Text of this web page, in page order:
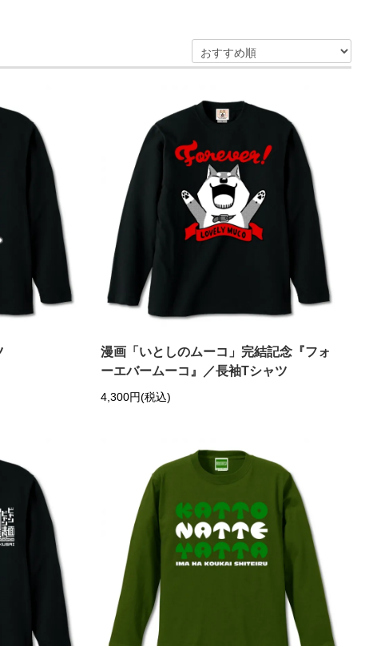
漫画「いとしのムーコ」完結記念『フォ
ーエバームーコ』／長袖Tシャツ
4,300円(税込)